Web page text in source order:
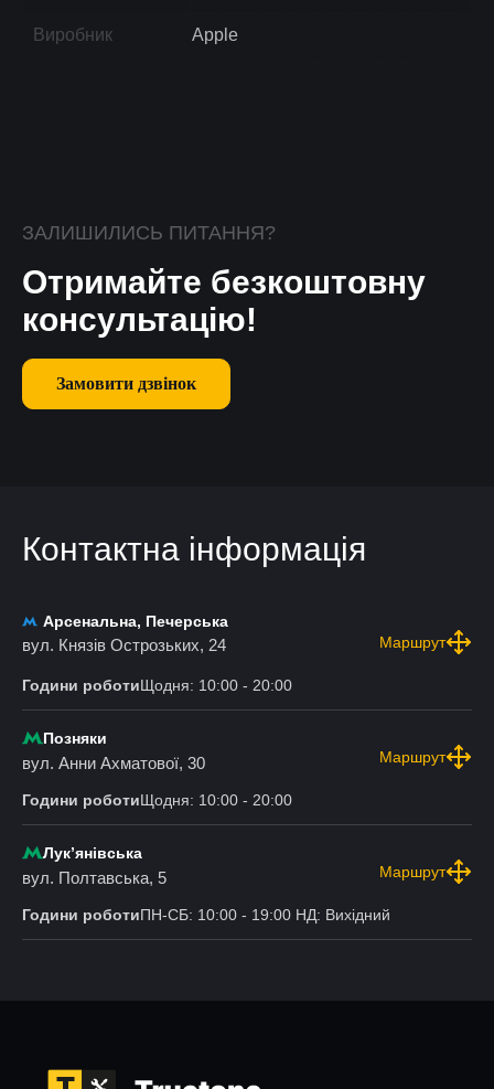
Виробник Apple
ЗАЛИШИЛИСЬ ПИТАННЯ?
Отримайте безкоштовну
консультацію!
Замовити дзвінок
Контактна інформація
Арсенальна, Печерська
вул. Князів Острозьких, 24 Маршрут
Години роботиЩодня: 10:00 - 20:00
Позняки
вул. Анни Ахматової, 30 Маршрут
Години роботиЩодня: 10:00 - 20:00
Лукʼянівська
вул. Полтавська, 5 Маршрут
Години роботиПН-СБ: 10:00 - 19:00 НД: Вихідний